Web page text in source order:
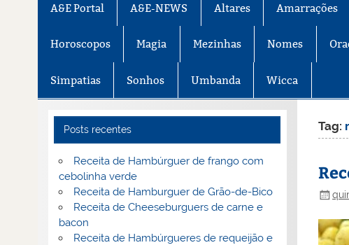
A&E Portal A&E-NEWS Altares Amarrações
Horoscopos Magia Mezinhas Nomes
Simpatias Sonhos Umbanda Wicca
Tag:
Posts recentes
Receita de Hambúrguer de frango com
cebolinha verde
Receita de Hamburguer de Grão-de-Bico
Receita de Cheeseburguers de carne e
bacon
Receita de Hambúrgueres de requeijão e